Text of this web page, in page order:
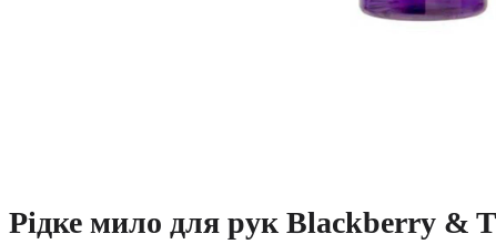
Рідке мило для рук Blackberry &